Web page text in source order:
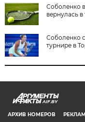
Соболенко
вернулась
Соболенко
турнире в
AIF.BY
АРХИВ НОМЕРОВ